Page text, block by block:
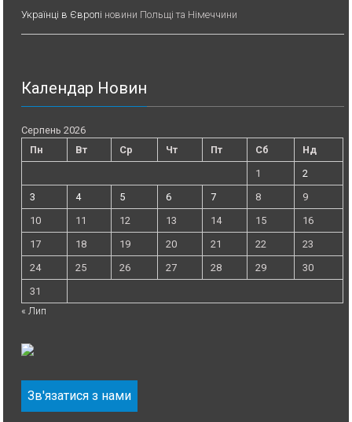
Українці в Європі новини Польщі та Німеччини
Календар Новин
Серпень 2026
Пн
Вт Ср Чт Пт Сб
Нд
1
2
3
4 5 6 7 8
9
10
11 12 13 14 15
16
17
18 19 20 21 22
23
24
25 26 27 28 29
30
31
« Лип
Зв'язатися з нами